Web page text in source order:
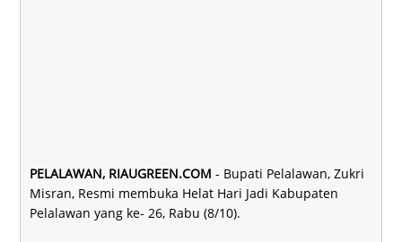
PELALAWAN, RIAUGREEN.COM - Bupati Pelalawan, Zukri
Misran, Resmi membuka Helat Hari Jadi Kabupaten
Pelalawan yang ke- 26, Rabu (8/10).